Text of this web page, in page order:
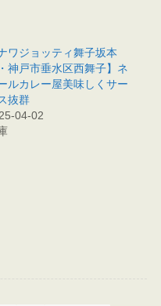
ナワジョッティ舞子坂本
神戸市垂水区西舞子】ネ
ルカレー屋美味しくサー
抜群
04-02